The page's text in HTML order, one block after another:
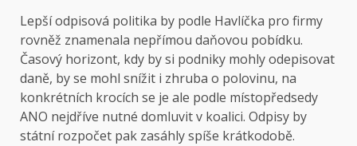
Lepší odpisová politika by podle Havlíčka pro firmy
rovněž znamenala nepřímou daňovou pobídku.
Časový horizont, kdy by si podniky mohly odepisovat
daně, by se mohl snížit i zhruba o polovinu, na
konkrétních krocích se je ale podle místopředsedy
ANO nejdříve nutné domluvit v koalici. Odpisy by
státní rozpočet pak zasáhly spíše krátkodobě.